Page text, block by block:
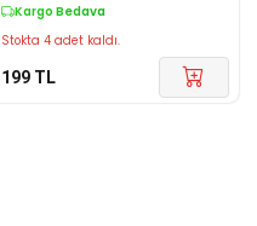
Kargo Bedava
Stokta 4 adet kaldı.
199 TL